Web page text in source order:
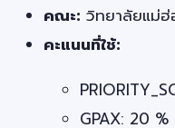
คณะ: วิทยาลัยแม่
คะแนนที่ใช้:
GPAX: 20 %